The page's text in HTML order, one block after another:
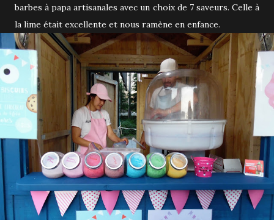
barbes à papa artisanales avec un choix de 7 saveurs. Celle à
la lime était excellente et nous ramène en enfance.